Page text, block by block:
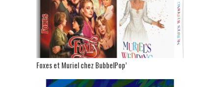
Foxes et Muriel chez BubbelPop’